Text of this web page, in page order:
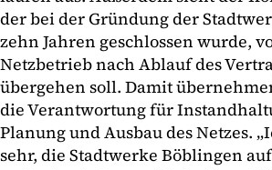
der bei der Gründung der
zehn Jahren geschlossen wurde,
Netzbetrieb nach Ablauf des
übergehen soll. Damit
die Verantwortung für
Planung und Ausbau des Netzes.
sehr, die Stadtwerke Böblingen